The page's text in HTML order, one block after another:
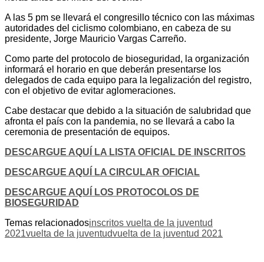
A las 5 pm se llevará el congresillo técnico con las máximas
autoridades del ciclismo colombiano, en cabeza de su
presidente, Jorge Mauricio Vargas Carreño.
Como parte del protocolo de bioseguridad, la organización
informará el horario en que deberán presentarse los
delegados de cada equipo para la legalización del registro,
con el objetivo de evitar aglomeraciones.
Cabe destacar que debido a la situación de salubridad que
afronta el país con la pandemia, no se llevará a cabo la
ceremonia de presentación de equipos.
DESCARGUE AQUÍ LA LISTA OFICIAL DE INSCRITOS
DESCARGUE AQUÍ LA CIRCULAR OFICIAL
DESCARGUE AQUÍ LOS PROTOCOLOS DE
BIOSEGURIDAD
Temas relacionadosinscritos vuelta de la juventud
2021vuelta de la juventudvuelta de la juventud 2021